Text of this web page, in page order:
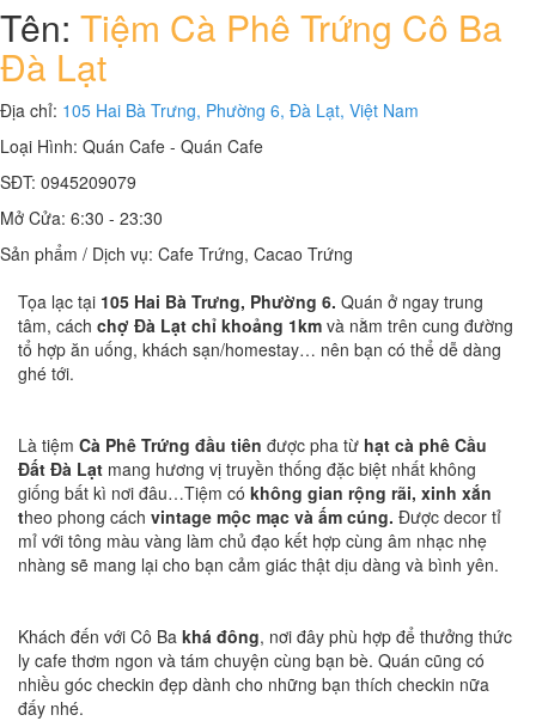
Tên: Tiệm Cà Phê Trứng Cô Ba
Đà Lạt
Địa chỉ: 105 Hai Bà Trưng, Phường 6, Đà Lạt, Việt Nam
Loại Hình: Quán Cafe - Quán Cafe
SĐT: 0945209079
Mở Cửa: 6:30 - 23:30
Sản phẩm / Dịch vụ: Cafe Trứng, Cacao Trứng
Tọa lạc tại 105 Hai Bà Trưng, Phường 6. Quán ở ngay trung
tâm, cách chợ Đà Lạt chỉ khoảng 1km và nằm trên cung đường
tổ hợp ăn uống, khách sạn/homestay… nên bạn có thể dễ dàng
ghé tới.
Là tiệm Cà Phê Trứng đầu tiên được pha từ hạt cà phê Cầu
Đất Đà Lạt mang hương vị truyền thống đặc biệt nhất không
giống bất kì nơi đâu…Tiệm có không gian rộng rãi, xinh xắn
theo phong cách vintage mộc mạc và ấm cúng. Được decor tỉ
mỉ với tông màu vàng làm chủ đạo kết hợp cùng âm nhạc nhẹ
nhàng sẽ mang lại cho bạn cảm giác thật dịu dàng và bình yên.
Khách đến với Cô Ba khá đông, nơi đây phù hợp để thưởng thức
ly cafe thơm ngon và tám chuyện cùng bạn bè. Quán cũng có
nhiều góc checkin đẹp dành cho những bạn thích checkin nữa
đấy nhé.